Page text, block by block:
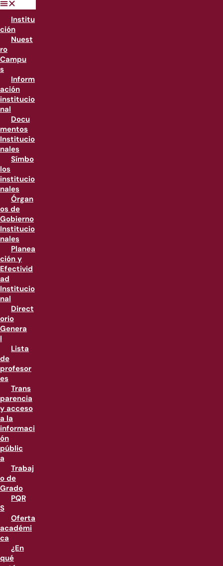
Institu
ción
Nuest
ro
Campu
s
Inform
ación
institucio
nal
Docu
mentos
Institucio
nales
Símbo
los
institucio
nales
Órgan
os de
Gobierno
Institucio
nales
Planea
ción y
Efectivid
ad
Institucio
nal
Direct
orio
Genera
l
Lista
de
profesor
es
Trans
parencia
y acceso
a la
informaci
ón
públic
a
Trabaj
o de
Grado
PQR
S
Oferta
académi
ca
¿En
qué